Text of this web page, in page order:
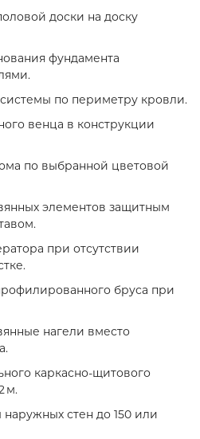
доски на доску
фундамента
по периметру кровли.
венца в конструкции
по выбранной цветовой
элементов защитным
при отсутствии
бруса при
нагели вместо
каркасно‑щитового
м.
стен до 150 или